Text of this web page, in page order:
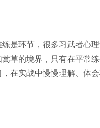
是环节，很多习武者心
草的境界，只有在平常
在实战中慢慢理解、体